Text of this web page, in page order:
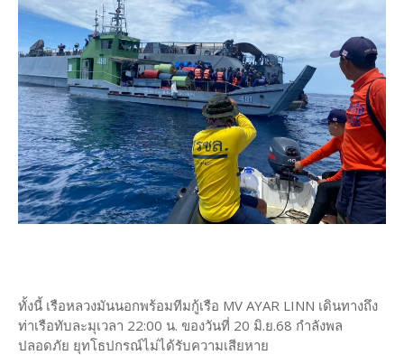
ทั้งนี้ เรือหลวงมันนอกพร้อมทีมกู้เรือ MV AYAR LINN เดินทางถึง
ท่าเรือทับละมุเวลา 22:00 น. ของวันที่ 20 มิ.ย.68 กำลังพล
ปลอดภัย ยุทโธปกรณ์ไม่ได้รับความเสียหาย